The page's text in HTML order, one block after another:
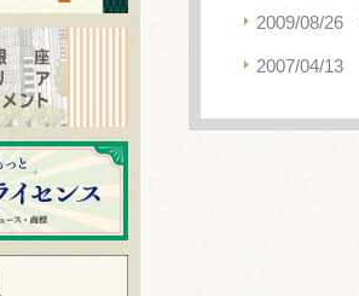
2009/08/26
2007/04/13